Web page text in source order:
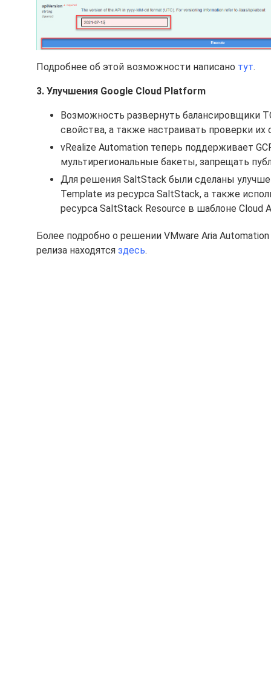
Подробнее об этой возможности написано тут.
3. Улучшения Google Cloud Platform
Возможность развернуть балансировщики
свойства, а также настраивать проверки их
vRealize Automation теперь поддерживает
мультирегиональные бакеты, запрещать
Для решения SaltStack были сделаны
Template из ресурса SaltStack, а также
ресурса SaltStack Resource в шаблоне Cloud
Более подробно о решении VMware Aria
релиза находятся здесь.